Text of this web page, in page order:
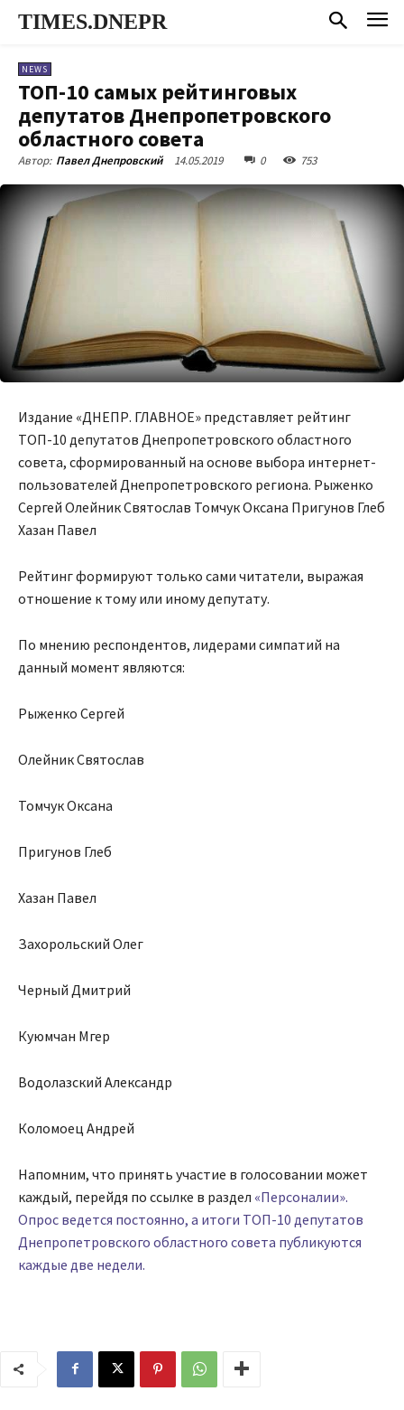
TIMES.DNEPR
NEWS
ТОП-10 самых рейтинговых
депутатов Днепропетровского
областного совета
Автор: Павел Днепровский 14.05.2019 0 753
Издание «ДНЕПР. ГЛАВНОЕ» представляет рейтинг
ТОП-10 депутатов Днепропетровского областного
совета, сформированный на основе выбора интернет-
пользователей Днепропетровского региона. Рыженко
Сергей Олейник Святослав Томчук Оксана Пригунов Глеб
Хазан Павел
Рейтинг формируют только сами читатели, выражая
отношение к тому или иному депутату.
По мнению респондентов, лидерами симпатий на
данный момент являются:
Рыженко Сергей
Олейник Святослав
Томчук Оксана
Пригунов Глеб
Хазан Павел
Захорольский Олег
Черный Дмитрий
Куюмчан Мгер
Водолазский Александр
Коломоец Андрей
Напомним, что принять участие в голосовании может
каждый, перейдя по ссылке в раздел «Персоналии».
Опрос ведется постоянно, а итоги ТОП-10 депутатов
Днепропетровского областного совета публикуются
каждые две недели.